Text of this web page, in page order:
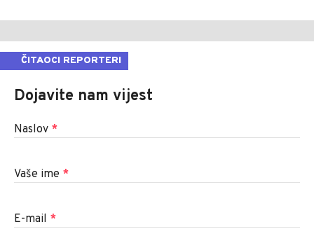
ČITAOCI REPORTERI
Dojavite nam vijest
Naslov *
Vaše ime *
E-mail *